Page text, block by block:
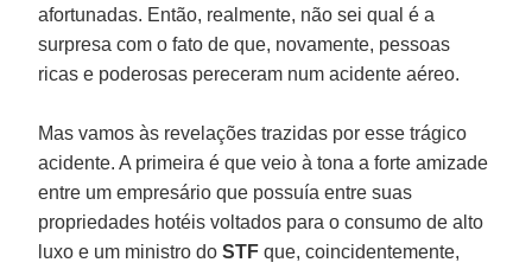
afortunadas. Então, realmente, não sei qual é a
surpresa com o fato de que, novamente, pessoas
ricas e poderosas pereceram num acidente aéreo.
Mas vamos às revelações trazidas por esse trágico
acidente. A primeira é que veio à tona a forte amizade
entre um empresário que possuía entre suas
propriedades hotéis voltados para o consumo de alto
luxo e um ministro doSTF que, coincidentemente,